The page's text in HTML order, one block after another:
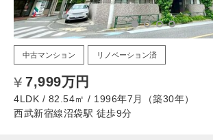
中古マンション リノベーション済
7,999万円
4LDK / 82.54㎡ / 1996年7月（築30年）
西武新宿線沼袋駅 徒歩9分